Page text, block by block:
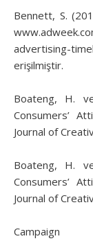
Bennett, S.
advertising-
erişilmiştir.
Boateng, H.
Consumers’
Journal of
Boateng, H.
Consumers’
Journal of